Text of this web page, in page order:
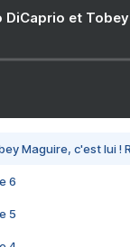
DiCaprio et
Maguire, c'est lui !
6
5